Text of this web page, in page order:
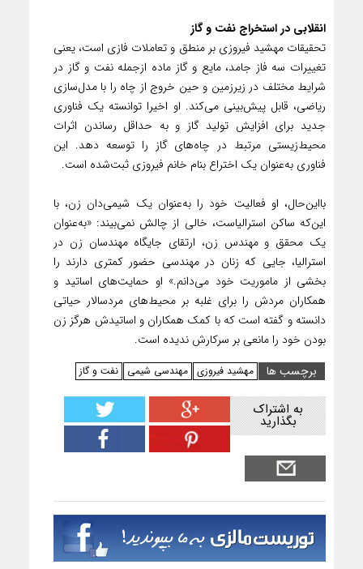
انقلابی در استخراج نفت و گاز
تحقیقات مهشید فیروزی بر منطق و تعاملات فازی است، یعنی
تغییرات سه فاز جامد، مایع و گاز ماده ازجمله نفت و گاز در
شرایط مختلف در زیرزمین و حین خروج از چاه را با مدل‌سازی
ریاضی، قابل پیش‌بینی می‌کند. او اخیرا توانسته یک فناوری
جدید برای افزایش تولید گاز و به حداقل رساندن اثرات
محیط‌زیستی مرتبط در چاه‌های گاز را توسعه دهد. این
فناوری به‌عنوان یک اختراع بنام خانم فیروزی ثبت‌شده است.
بااین‌حال، او فعالیت خود را به‌عنوان یک شیمی‌دان زن، با
این‌که ساکن استرالیاست، خالی از چالش نمی‌بیند: «به‌عنوان
یک محقق و مهندس زن، ارتقای جایگاه مهندسان زن در
استرالیا، جایی که زنان در مهندسی حضور کمتری دارند را
بخشی از ماموریت خود می‌دانم.» او حمایت‌های اساتید و
همکاران مردش را برای غلبه بر محیط‌های مردسالار حیاتی
دانسته و گفته است که با کمک همکاران و اساتیدش هرگز زن
بودن خود را مانعی بر سرکارش ندیده است.
برچسب ها
مهشید فیروزی مهندسی شیمی نفت و گاز
به اشتراک
بگذارید